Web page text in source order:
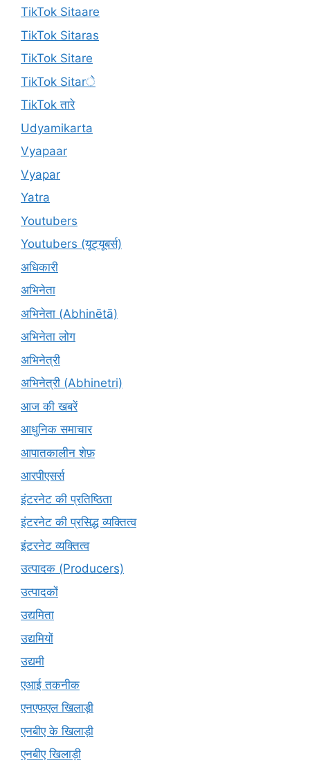
TikTok Sitaare
TikTok Sitaras
TikTok Sitare
TikTok Sitarे
TikTok तारे
Udyamikarta
Vyapaar
Vyapar
Yatra
Youtubers
Youtubers (यूट्यूबर्स)
अधिकारी
अभिनेता
अभिनेता (Abhinētā)
अभिनेता लोग
अभिनेत्री
अभिनेत्री (Abhinetri)
आज की खबरें
आधुनिक समाचार
आपातकालीन शेफ़
आरपीएसर्स
इंटरनेट की प्रतिष्ठिता
इंटरनेट की प्रसिद्ध व्यक्तित्व
इंटरनेट व्यक्तित्व
उत्पादक (Producers)
उत्पादकों
उद्यमिता
उद्यमियों
उद्यमी
एआई तकनीक
एनएफएल खिलाड़ी
एनबीए के खिलाड़ी
एनबीए खिलाड़ी